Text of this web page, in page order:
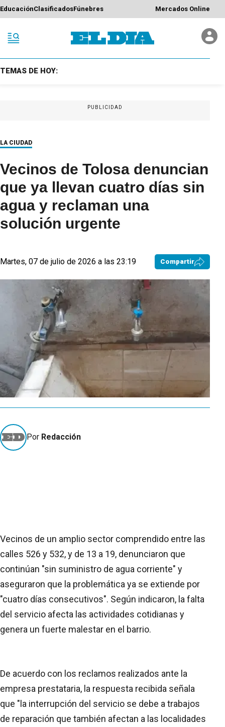
EducaciónClasificadosFúnebres Mercados Online
TEMAS DE HOY:
PUBLICIDAD
LA CIUDAD
Vecinos de Tolosa denuncian
que ya llevan cuatro días sin
agua y reclaman una
solución urgente
Martes, 07 de julio de 2026 a las 23:19 Compartir
Por Redacción
Vecinos de un amplio sector comprendido entre las
calles 526 y 532, y de 13 a 19, denunciaron que
continúan "sin suministro de agua corriente" y
aseguraron que la problemática ya se extiende por
"cuatro días consecutivos". Según indicaron, la falta
del servicio afecta las actividades cotidianas y
genera un fuerte malestar en el barrio.
De acuerdo con los reclamos realizados ante la
empresa prestataria, la respuesta recibida señala
que "la interrupción del servicio se debe a trabajos
de reparación que también afectan a las localidades